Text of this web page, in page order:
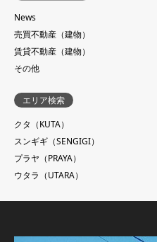
News
売買不動産（建物）
賃貸不動産（建物）
その他
エリア検索
クタ（KUTA）
スンギギ（SENGIGI）
プラヤ（PRAYA）
ウタラ（UTARA）